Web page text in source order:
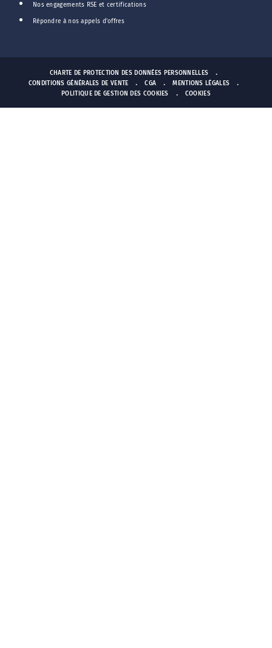
Nos engagements RSE et certifications
Répondre à nos appels d'offres
CHARTE DE PROTECTION DES DONNÉES PERSONNELLES
CONDITIONS GÉNÉRALES DE VENTE
CGA
MENTIONS LÉGALES
POLITIQUE DE GESTION DES COOKIES
COOKIES